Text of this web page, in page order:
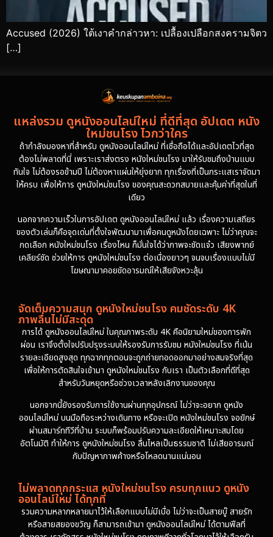
Accused (2026) ใต้เงาคำกล่าวหา: เปลื้องเปลือกสงครามจิตว
[…]
แหล่งรวม ดูหนังออนไลน์ใหม่ ที่ดีที่สุด อัปเดต หนัง
ใหม่ชนโรง ไวกว่าใคร
ถ้ากำลังมองหาที่สำหรับ ดูหนังออนไลน์ใหม่ ที่เชื่อถือได้และอัปเดตไวที่สุด
ต้องไม่พลาดที่นี่ เพราะเราส่งตรง หนังใหม่ชนโรง มาให้รับชมถึงบ้านแบบ
ทันใจ ไม่ต้องรอข้ามปี ไม่ต้องหาแผ่นให้ยุ่งยาก ทุกเรื่องที่เป็นกระแสเราจัดมา
ให้ครบ เพื่อให้การ ดูหนังใหม่ชนโรง ของคุณสะดวกสบายและคุ้มค่าที่สุดในที่
เดียว
นอกจากความเร็วในการอัปเดต ดูหนังออนไลน์ใหม่ แล้ว เรื่องความเสถียร
ของตัวเล่นก็คือจุดเด่นที่ตั้งใจพัฒนามาเพื่อคนดูหนังโดยเฉพาะ ไม่ว่าคุณจะ
กดเลือก หนังใหม่ชนโรง เรื่องไหน ก็มั่นใจได้ว่าภาพจะชัดแจ๋ว เสียงพากย์
เคลียร์ชัด ช่วยให้การ ดูหนังใหม่ชนโรง ต่อเนื่องยาวๆ จนจบเรื่องแบบไม่มี
โฆษณามาคอยขัดอารมณ์ให้เสียจังหวะลุ้น
จัดเต็มความสนุก ดูหนังใหม่ชนโรง คมชัดระดับ 4K
ภาพลื่นไม่มีสะดุด
การได้ ดูหนังออนไลน์ใหม่ ในคุณภาพระดับ 4K คือนิยามใหม่ของการพัก
ผ่อน เราจึงตั้งใจปรับปรุงระบบให้รองรับการรับชม หนังใหม่ชนโรง ที่เน้น
รายละเอียดสูงสุด ทุกฉากทุกตอนจะถูกถ่ายทอดออกมาอย่างสมจริงที่สุด
เพื่อให้การตัดสินใจเข้ามา ดูหนังใหม่ชนโรง กับเรา เป็นตัวเลือกที่ดีที่สุด
สำหรับวันหยุดหรือช่วงเวลาหลังเลิกงานของคุณ
นอกจากนี้ยังรองรับการใช้งานผ่านทุกอุปกรณ์ ไม่ว่าจะอยาก ดูหนัง
ออนไลน์ใหม่ บนมือถือระหว่างเดินทาง หรือจะเปิด หนังใหม่ชนโรง จอยักษ์
ผ่านสมาร์ททีวีที่บ้าน ระบบก็พร้อมปรับความละเอียดให้เหมาะสมโดย
อัตโนมัติ ทำให้การ ดูหนังใหม่ชนโรง ลื่นไหลเป็นธรรมชาติ ไม่เสียอารมณ์
กับปัญหาภาพค้างหรือโหลดนานแน่นอน
ไม่พลาดทุกกระแส หนังใหม่ชนโรง ครบทุกแนว ดูหนัง
ออนไลน์ใหม่ ได้ทุกที่
รวมความหลากหลายมาไว้ให้เลือกแบบไม่มีเบื่อ ไม่ว่าจะเป็นสายบู๊ สายรัก
หรือสายสยองขวัญ ก็สามารถเข้ามา ดูหนังออนไลน์ใหม่ ได้ตามฟีลที่